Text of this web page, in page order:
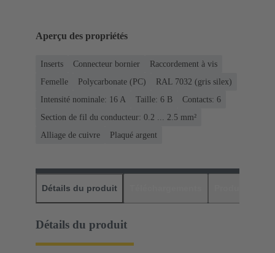
Aperçu des propriétés
Inserts Connecteur bornier
Raccordement à vis
Femelle
Polycarbonate (PC)
RAL 7032 (gris silex)
Intensité nominale: ‌16 A
Taille: 6 B
Contacts: 6
Section de fil du conducteur: 0.2 ... 2.5 mm²
Alliage de cuivre
Plaqué argent
Détails du produit
Détails du produit